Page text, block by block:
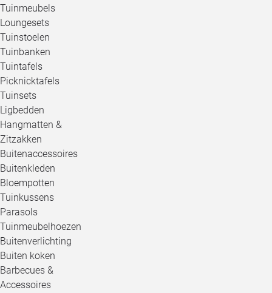
Tuinmeubels
Loungesets
Tuinstoelen
Tuinbanken
Tuintafels
Picknicktafels
Tuinsets
Ligbedden
Hangmatten &
Zitzakken
Buitenaccessoires
Buitenkleden
Bloempotten
Tuinkussens
Parasols
Tuinmeubelhoezen
Buitenverlichting
Buiten koken
Barbecues &
Accessoires